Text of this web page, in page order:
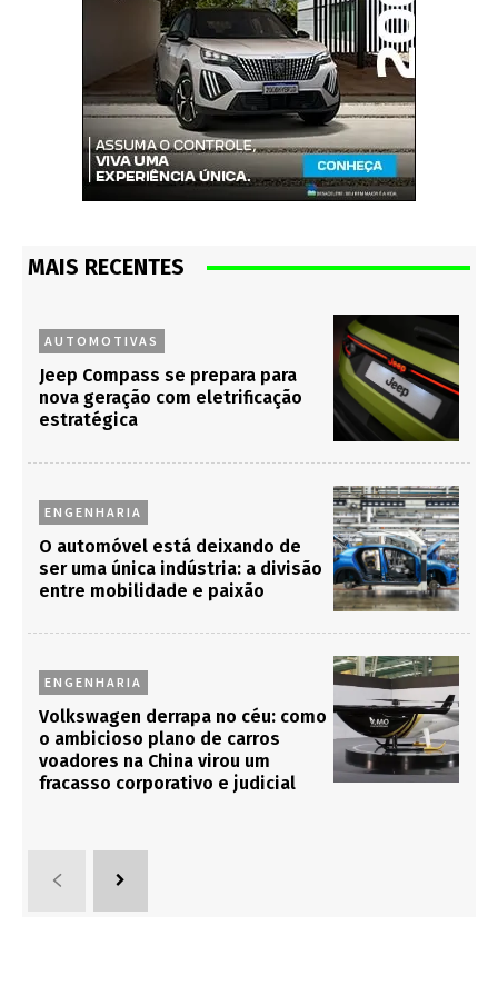
MAIS RECENTES
AUTOMOTIVAS
Jeep Compass se prepara para
nova geração com eletrificação
estratégica
ENGENHARIA
O automóvel está deixando de
ser uma única indústria: a divisão
entre mobilidade e paixão
ENGENHARIA
Volkswagen derrapa no céu: como
o ambicioso plano de carros
voadores na China virou um
fracasso corporativo e judicial